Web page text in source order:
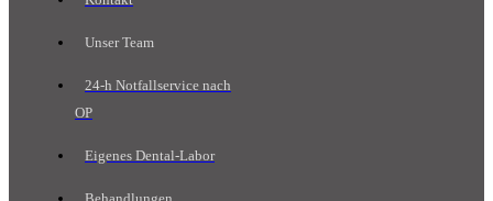
Unser Team
24-h Notfallservice nach
OP
Eigenes Dental-Labor